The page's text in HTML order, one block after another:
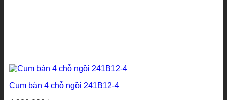
Cụm bàn 4 chỗ ngồi 241B12-4